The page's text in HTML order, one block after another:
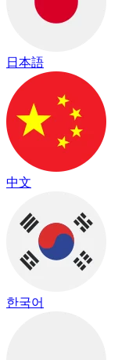
日本語
中文
한국어